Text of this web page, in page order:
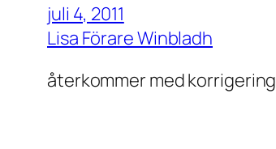
juli 4, 2011
Lisa Förare Winbladh
återkommer med